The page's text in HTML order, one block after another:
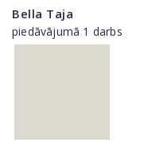
Bella Taja
piedāvājumā 1 darbs